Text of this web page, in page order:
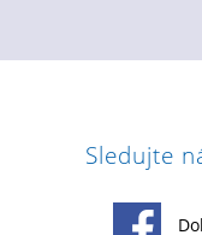
Sledujte